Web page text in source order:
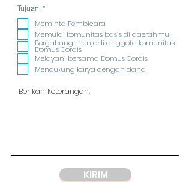
Tujuan: *
q
i
r
e
d
Meminta Pembicara
Memulai komunitas basis di daerahmu
Bergabung menjadi anggota komunitas
Domus Cordis
Melayani bersama Domus Cordis
Mendukung karya dengan dana
KIRIM